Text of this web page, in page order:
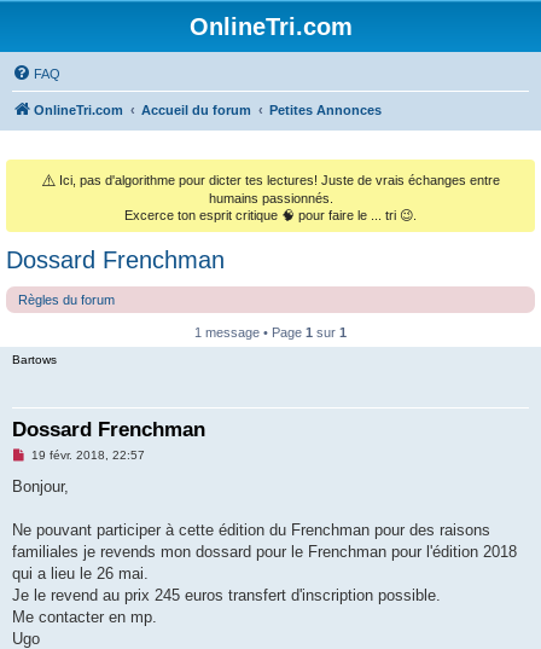
OnlineTri.com
FAQ
OnlineTri.com Accueil du forum Petites Annonces
⚠️ Ici, pas d'algorithme pour dicter tes lectures! Juste de vrais échanges entre
humains passionnés.
Excerce ton esprit critique 🧠 pour faire le ... tri 😉.
Dossard Frenchman
Règles du forum
1 message • Page 1 sur 1
Bartows
Dossard Frenchman
M
s
g
n
o
l
u
19 févr. 2018, 22:57
Bonjour,
Ne pouvant participer à cette édition du Frenchman pour des raisons
familiales je revends mon dossard pour le Frenchman pour l'édition 2018
qui a lieu le 26 mai.
Je le revend au prix 245 euros transfert d'inscription possible.
Me contacter en mp.
Ugo